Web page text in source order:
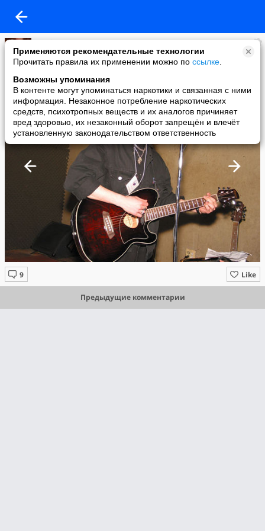
Применяются рекомендательные технологии
Прочитать правила их применении можно по ссылке
Возможны упоминания
В контенте могут упоминаться наркотики и связанная с ними
информация. Незаконное потребление наркотических
средств, психотропных веществ и их аналогов причиняет
вред здоровью, их незаконный оборот запрещён и влечёт
установленную законодательством ответственность
Z-exit WWW.Z-EXIT.RU
added a photo
23 Feb в 07:51
Like
Предыдущие комментарии